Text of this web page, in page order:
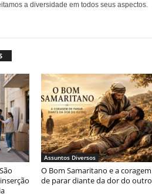
a diversidade em todos seus aspectos.
Assuntos Diversos
O Bom Samaritano e a coragem
de parar diante da dor do outro